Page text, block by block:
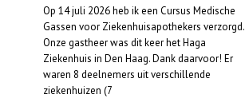
Op 14 juli 2026 heb ik een Cursus Medische
Gassen voor Ziekenhuisapothekers verzorgd.
Onze gastheer was dit keer het Haga
Ziekenhuis in Den Haag. Dank daarvoor! Er
waren 8 deelnemers uit verschillende
ziekenhuizen (7